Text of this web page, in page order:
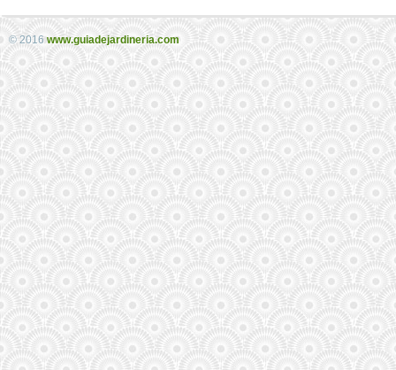
© 2016 www.guiadejardineria.com